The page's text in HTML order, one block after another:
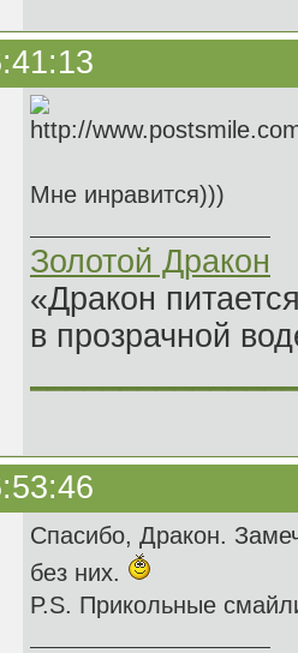
Мне инравится)))
Золотой Дракон
«Дракон
в прозрачной
Спасибо, Дракон.
без них.
P.S. Прикольные